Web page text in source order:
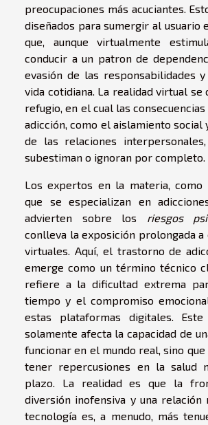
preocupaciones más acuciantes.
diseñados para sumergir al usuario
que, aunque virtualmente
conducir a un patron de
evasión de las responsabilidades
vida cotidiana. La realidad virtual se
refugio, en el cual las
adicción, como el aislamiento social
de las relaciones
subestiman o ignoran por completo.
Los expertos en la materia, como
que se especializan en
advierten sobre los riesgos
conlleva la exposición prolongada
virtuales. Aquí, el trastorno de
emerge como un término técnico
refiere a la dificultad extrema
tiempo y el compromiso
estas plataformas digitales.
solamente afecta la capacidad de
funcionar en el mundo real, sino
tener repercusiones en la salud
plazo. La realidad es que la
diversión inofensiva y una relación
tecnología es, a menudo, más